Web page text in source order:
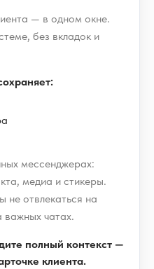
— в одном окне.
без вкладок и
мессенджерах:
медиа и стикеры.
не отвлекаться на
важных чатах.
полный контекст —
клиента.